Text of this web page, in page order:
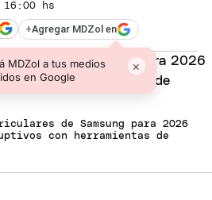
16:00 hs
+Agregar MDZol en
MDZol a tus medios
en Google
×
de Samsung para 2026
con herramientas de